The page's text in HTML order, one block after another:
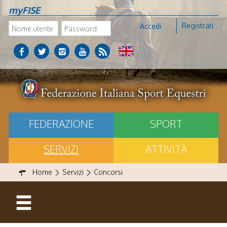
myFISE
Accedi Registrati
FEDERAZIONE
SPORT
SERVIZI
ATTIVITÀ
Home Servizi Concorsi